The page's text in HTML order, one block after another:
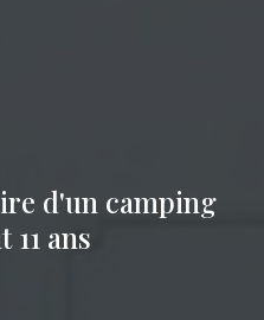
d'un camping
11 ans